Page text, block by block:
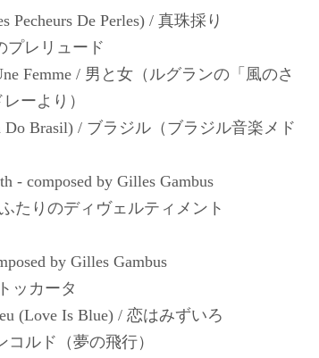
Pecheurs De Perles) / 真珠採り
プレリュード
Femme / 男と女（ルグランの「風のさ
ーより）
Do Brasil) / ブラジル（ブラジル音楽メド
- composed by Gilles Gambus
たりのディヴェルティメント
by Gilles Gambus
ッカータ
(Love Is Blue) / 恋はみずいろ
コルド（夢の飛行）